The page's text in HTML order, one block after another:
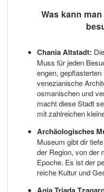
Was kann
Chania Altstadt:
Muss für jeden
engen,
venezianische
osmanischen und
macht diese Stadt
mit zahlreichen
Archäologisches
Museum gibt dir
der Region, von der
Epoche. Es ist der
reiche Kultur und